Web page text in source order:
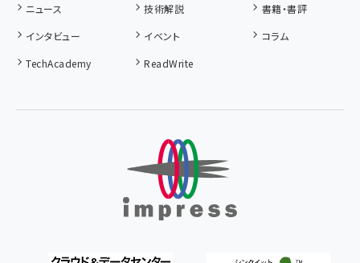
ニュース 技術解説
書籍・書評
インタビュー
イベント
コラム
TechAcademy
ReadWrite